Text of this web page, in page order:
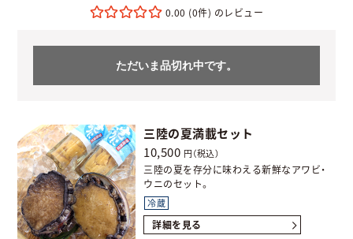
0.00 (0件)
ただいま品切れ中です。
三陸の夏満載セット
10,500 円（税込）
三陸の夏を存分に味わえる新鮮なアワビ・
ウニのセット。
冷蔵
詳細を見る